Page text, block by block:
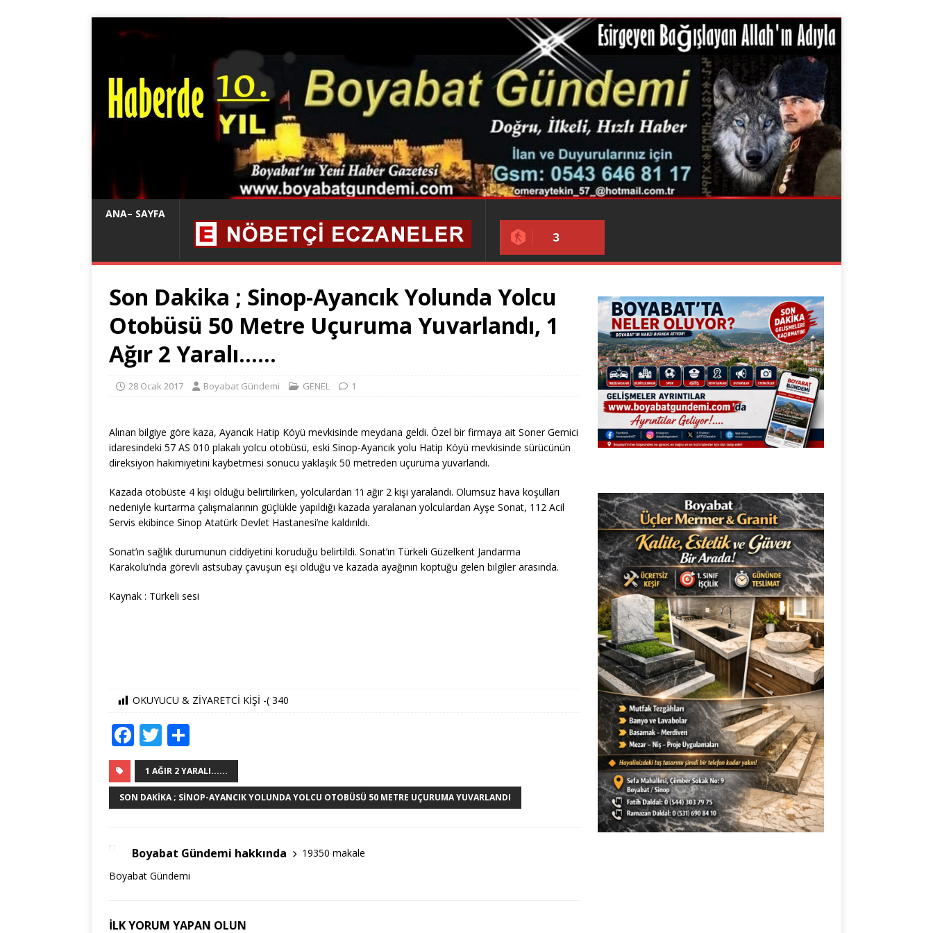
ANA– SAYFA
3
Son Dakika ; Sinop-Ayancık Yolunda Yolcu
Otobüsü 50 Metre Uçuruma Yuvarlandı, 1
Ağır 2 Yaralı……
28 Ocak 2017 Boyabat Gündemi GENEL 1
Alınan bilgiye göre kaza, Ayancık Hatip Köyü mevkisinde meydana geldi. Özel bir firmaya ait Soner Gemici
idaresindeki 57 AS 010 plakalı yolcu otobüsü, eski Sinop-Ayancık yolu Hatip Köyü mevkisinde sürücünün
direksiyon hakimiyetini kaybetmesi sonucu yaklaşık 50 metreden uçuruma yuvarlandı.
Kazada otobüste 4 kişi olduğu belirtilirken, yolculardan 1’i ağır 2 kişi yaralandı. Olumsuz hava koşulları
nedeniyle kurtarma çalışmalarının güçlükle yapıldığı kazada yaralanan yolculardan Ayşe Sonat, 112 Acil
Servis ekibince Sinop Atatürk Devlet Hastanesi’ne kaldırıldı.
Sonat’ın sağlık durumunun ciddiyetini koruduğu belirtildi. Sonat’ın Türkeli Güzelkent Jandarma
Karakolu’nda görevli astsubay çavuşun eşi olduğu ve kazada ayağının koptuğu gelen bilgiler arasında.
Kaynak : Türkeli sesi
OKUYUCU & ZİYARETCİ KİŞİ -( 340
F
a
c
e
o
o
k
T
w
it
te
h
ar
e
1 AĞIR 2 YARALI......
SON DAKIKA ; SINOP-AYANCIK YOLUNDA YOLCU OTOBÜSÜ 50 METRE UÇURUMA YUVARLANDI
Boyabat Gündemi hakkında
19350 makale
Boyabat Gündemi
İLK YORUM YAPAN OLUN